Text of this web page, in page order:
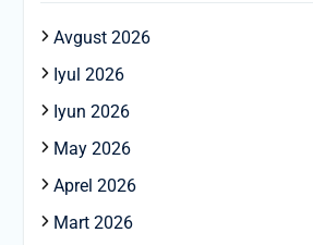
Avgust 2026
Iyul 2026
Iyun 2026
May 2026
Aprel 2026
Mart 2026